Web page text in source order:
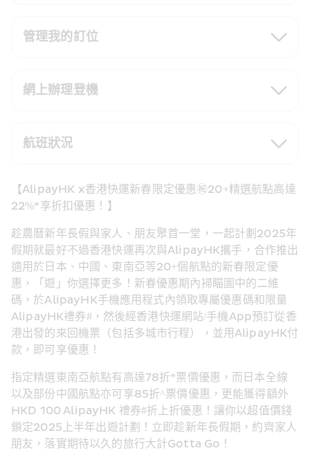
管理我的訂位
網上辦理登機
航班狀況
【AlipayHK x香港快運新春限定優惠㊗️20+精選航點高達
22%*享折扣優惠！】
趁農曆新年長假與家人、朋友聚首一堂，一起計劃2025年
假期就最好不過香港快運再次與AlipayHK攜手，合作推出
適用於日本、中國、東南亞等20+個航點的新春限定優
惠，「遊」你選擇更多！新春優惠期內掃瞄圖中的二維
碼，於AlipayHK手機應用程式內領取專屬優惠碼和限量
AlipayHK禮券#，然後經香港快運網站/手機App預訂從香
港出發的來回機票（包括多城市行程），並用AlipayHK付
款，即可享優惠！
指定精選東南亞航點有高達78折*票價優惠，而日本全線
以及部份中國航點亦可享85折^票價優惠，更能獲得額外
HKD 100 AlipayHK 禮券#折上折優惠！讓你以超值價錢
鎖定2025上半年出遊計劃！立即趁新年長假期，約齊家人
朋友，落實期待以久的旅行大計Gotta Go！